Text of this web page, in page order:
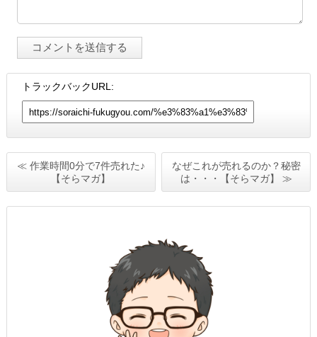
トラックバックURL:
≪ 作業時間0分で7件売れた♪
【そらマガ】
なぜこれが売れるのか？秘密
は・・・【そらマガ】 ≫